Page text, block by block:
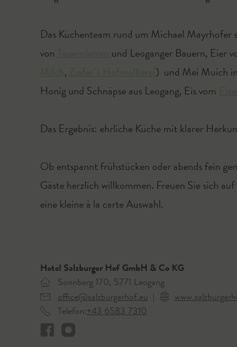
Das Küchenteam rund um Michael Mayrhofer
von
und Leoganger Bauern, Eier
, ) und Mei Muich
Honig und Schnäpse aus Leogang, Eis vom
Das Ergebnis: ehrliche Küche mit klarer
Ob entspannt frühstücken oder abends fein
Gäste herzlich willkommen. Freuen Sie sich
eine kleine à la carte Auswahl.
Hotel Salzburger Hof GmbH & Co KG
Sonnberg 170, 5771 Leogang
office@salzburgerhof.eu |
Telefon:+43 6583 7310